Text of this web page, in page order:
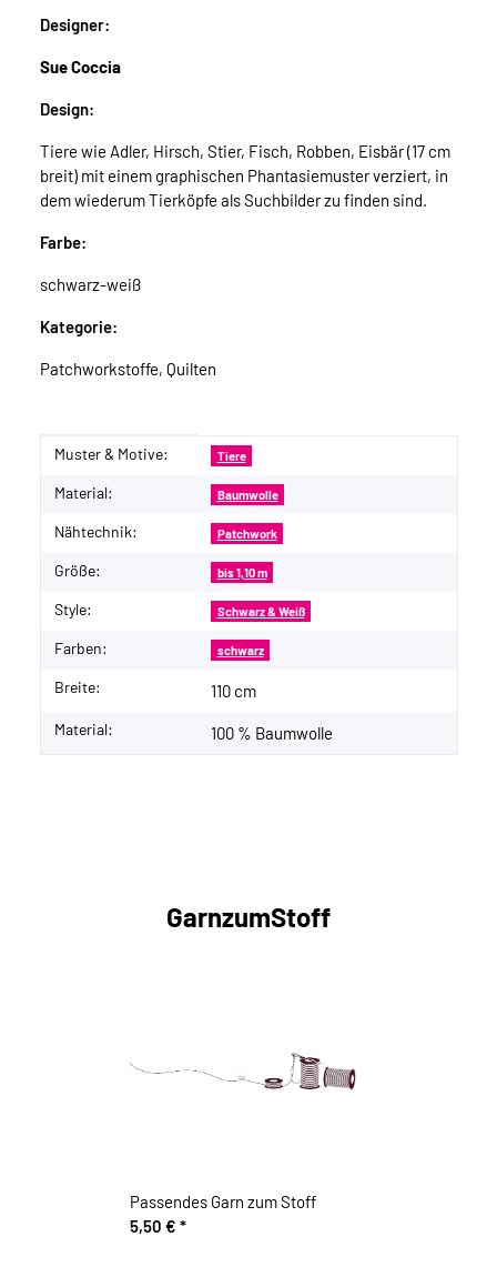
Designer:
Sue Coccia
Design:
Tiere wie Adler, Hirsch, Stier, Fisch, Robben, Eisbär (17 cm
breit) mit einem graphischen Phantasiemuster verziert, in
dem wiederum Tierköpfe als Suchbilder zu finden sind.
Farbe:
schwarz-weiß
Kategorie:
Patchworkstoffe, Quilten
Produkteigenschaft
Wert
Muster & Motive: Tiere
Material: Baumwolle
Nähtechnik: Patchwork
Größe: bis 1,10 m
Style: Schwarz & Weiß
Farben: schwarz
Breite: 110 cm
Material: 100 % Baumwolle
GarnzumStoff
Passendes Garn zum Stoff
5,50 € *